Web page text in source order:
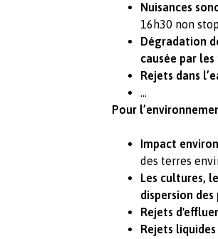
Nuisances
16h30 non
Dégradation
causée par
Rejets dans
...
Pour
Impact
des terres
Les cultures,
dispersion
Rejets
Rejets liquides